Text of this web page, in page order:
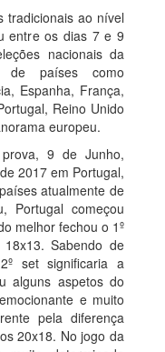
tradicionais ao nível
entre os dias 7 e 9
nacionais da
de países como
Espanha, França,
Reino Unido
europeu.
9 de Junho,
2017 em Portugal,
atualmente de
Portugal começou
melhor fechou o 1º
Sabendo de
set significaria a
alguns aspetos do
e muito
pela diferença
20x18. No jogo da